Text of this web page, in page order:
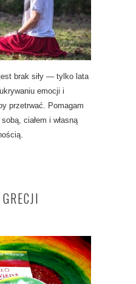
brak siły — tylko lata
emocji i
przetrwać. Pomagam
ciałem i własną